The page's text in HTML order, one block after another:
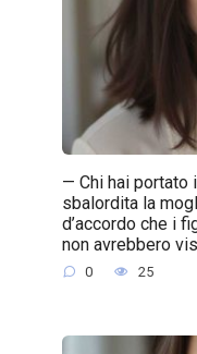
— Chi hai portato
sbalordita la
d’accordo che i
non avrebbero
0 25